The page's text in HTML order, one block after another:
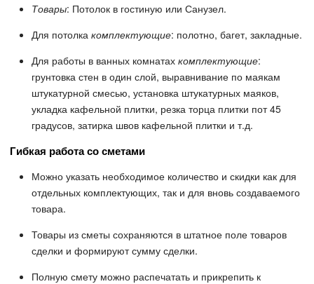
Товары: Потолок в гостиную или Санузел.
Для потолка комплектующие: полотно, багет, закладные.
Для работы в ванных комнатах комплектующие:
грунтовка стен в один слой, выравнивание по маякам
штукатурной смесью, установка штукатурных маяков,
укладка кафельной плитки, резка торца плитки пот 45
градусов, затирка швов кафельной плитки и т.д.
Гибкая работа со сметами
Можно указать необходимое количество и скидки как для
отдельных комплектующих, так и для вновь создаваемого
товара.
Товары из сметы сохраняются в штатное поле товаров
сделки и формируют сумму сделки.
Полную смету можно распечатать и прикрепить к